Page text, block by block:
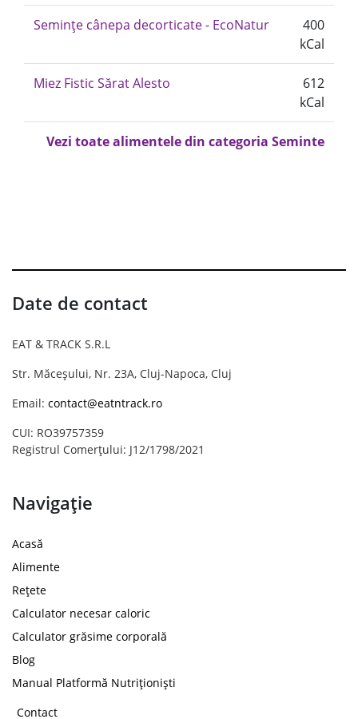
Semințe cânepa decorticate - EcoNatur
400
kCal
Miez Fistic Sărat Alesto
612
kCal
Vezi toate alimentele din categoria Seminte
Date de contact
EAT & TRACK S.R.L
Str. Măceșului, Nr. 23A, Cluj-Napoca, Cluj
Email: contact@eatntrack.ro
CUI: RO39757359
Registrul Comerțului: J12/1798/2021
Navigație
Acasă
Alimente
Rețete
Calculator necesar caloric
Calculator grăsime corporală
Blog
Manual Platformă Nutriționiști
Contact